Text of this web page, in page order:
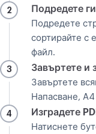
2 Подредете ги
Подредете
сортирайте с
файл.
3 Завъртете и
Завъртете
Напасване,
4 Изградете
Натиснете